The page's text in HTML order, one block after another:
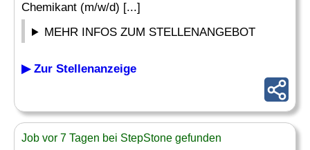
Chemikant (m/w/d) [...]
MEHR INFOS ZUM STELLENANGEBOT
▶ Zur Stellenanzeige
Job vor 7 Tagen bei StepStone gefunden